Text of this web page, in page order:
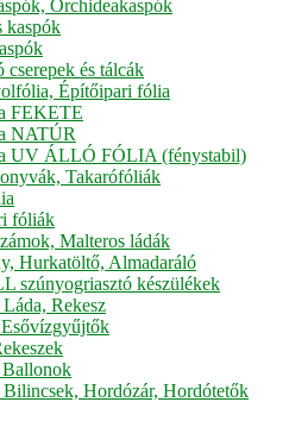
Orchideakaspók
kaspók
cserepek és tálcák
Építőipari fólia
FEKETE
NATÚR
UV ÁLLÓ FÓLIA (fénystabil)
Takarófóliák
fóliák
Malteros ládák
Hurkatöltő, Almadaráló
szúnyogriasztó készülékek
Rekesz
Bilincsek, Hordózár, Hordótetők